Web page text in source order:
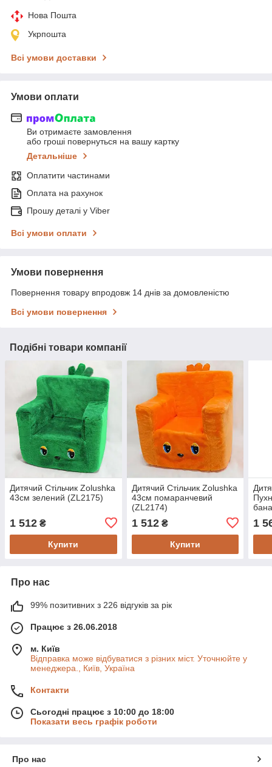
Нова Пошта
Укрпошта
Всі умови доставки
Умови оплати
Ви отримаєте замовлення
або гроші повернуться на вашу картку
Детальніше
Оплатити частинами
Оплата на рахунок
Прошу деталі у Viber
Всі умови оплати
Умови повернення
Повернення товару впродовж 14 днів за домовленістю
Всі умови повернення
Подібні товари компанії
Дитячий Стільчик Zolushka
43см зелений (ZL2175)
1 512 ₴
Купити
Дитячий Стільчик Zolushka
43см помаранчевий
(ZL2174)
1 512₴
Купити
1
Про нас
99% позитивних з 226 відгуків за рік
Працює з 26.06.2018
м. Київ
Відправка може відбуватися з різних міст. Уточнюйте у
менеджера., Київ, Україна
Контакти
Сьогодні працює з 10:00 до 18:00
Показати весь графік роботи
Про нас